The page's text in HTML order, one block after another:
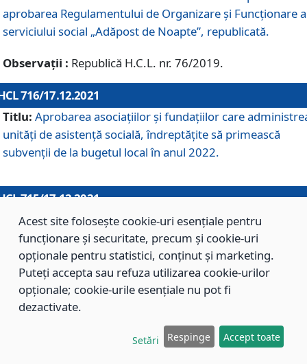
aprobarea Regulamentului de Organizare şi Funcționare
serviciului social „Adăpost de Noapte”, republicată.
Observații : Republică H.C.L. nr. 76/2019.
716/17.12.2021
Titlu: Aprobarea asociaţiilor şi fundaţiilor care
unităţi de asistenţă socială, îndreptăţite să primească
subvenţii de la bugetul local în anul 2022.
715/17.12.2021
Titlu: Aprobarea Planului de acţiuni sau lucrări de interes
local pentru anul 2022.
714/17.12.2021
Titlu: Modificarea Anexei la H.C.L. nr. 709/2020 privind
aprobarea Regulamentului de Organizare şi Funcţionare
Direcţiei de Asistenţă Socială Braşov.
Acest site folosește cookie-uri esențiale pentru
funcționare și securitate, precum și cookie-uri
opționale pentru statistici, conținut și marketing.
Puteți accepta sau refuza utilizarea cookie-urilor
opționale; cookie-urile esențiale nu pot fi
dezactivate.
Setări Respinge Accept toate